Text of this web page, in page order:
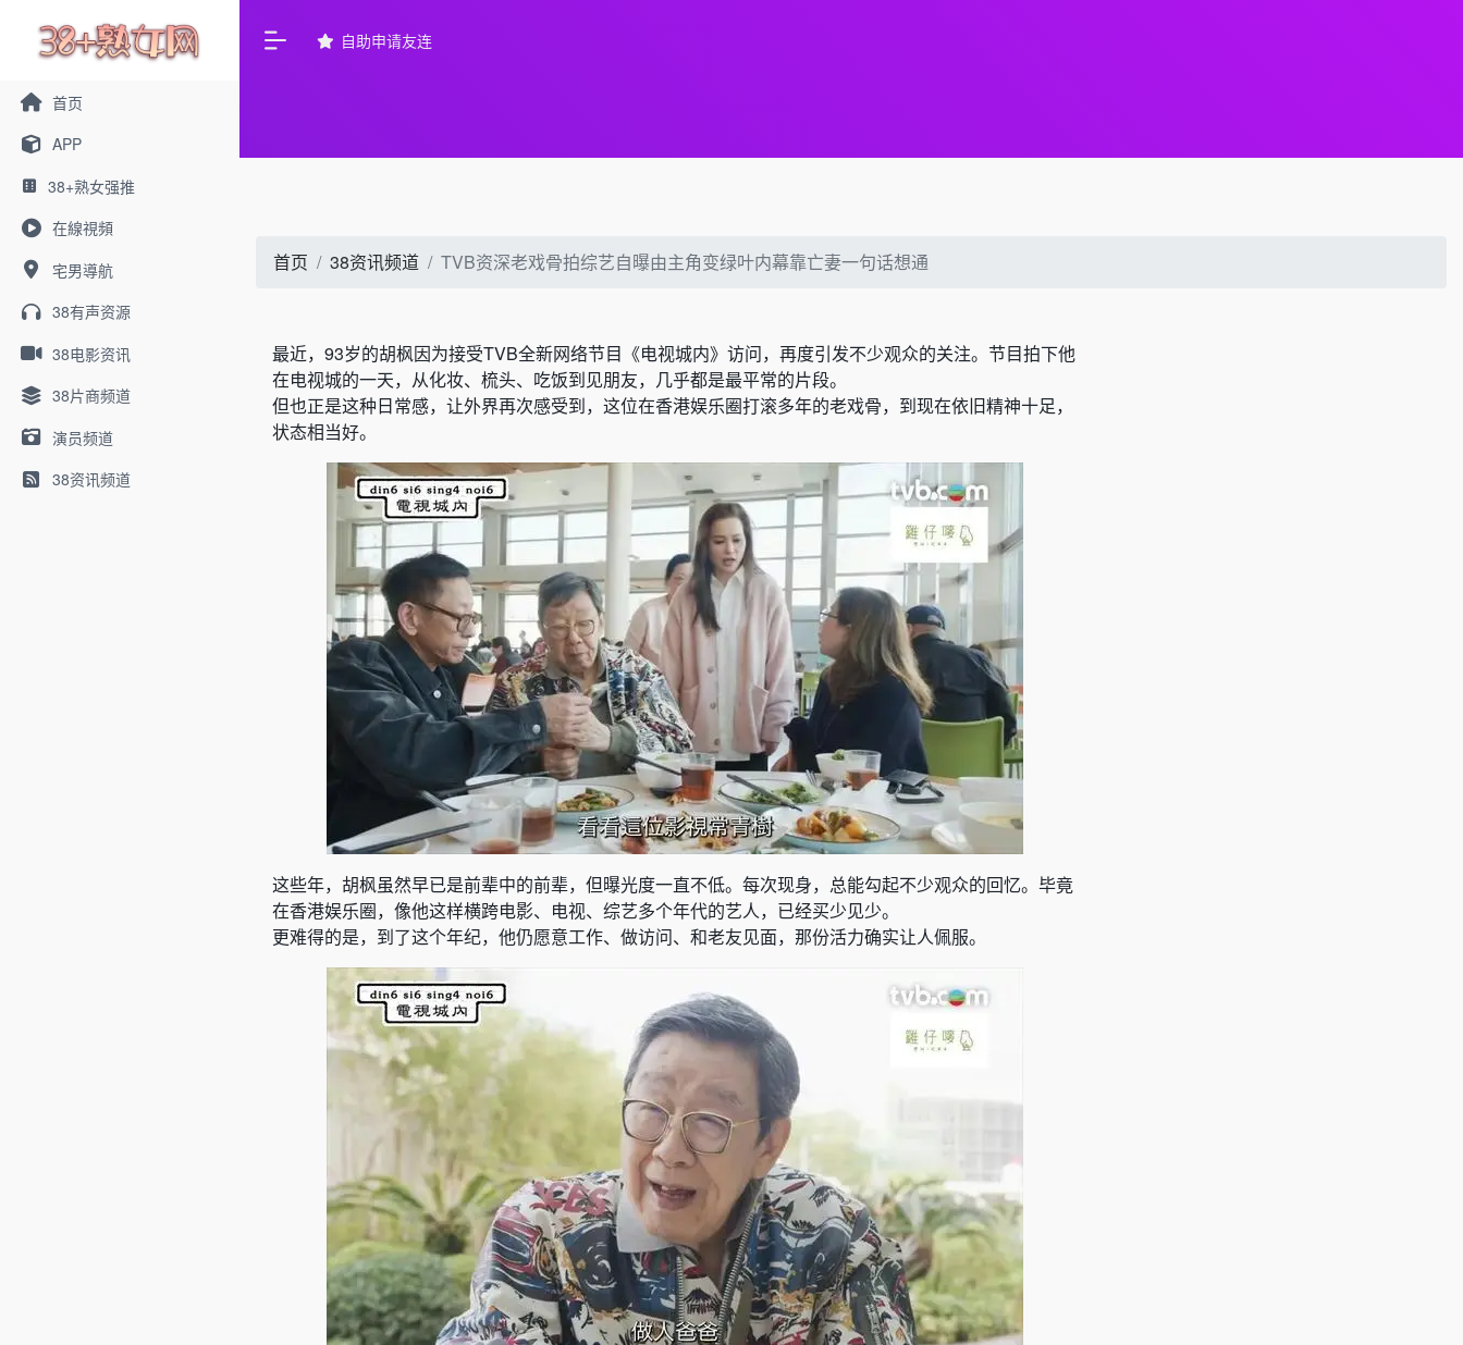
首页
APP
38+熟女强推
在線視頻
宅男導航
38有声资源
38电影资讯
38片商频道
演员频道
38资讯频道
自助申请友连
首页 38资讯频道 TVB资深老戏骨拍综艺自曝由主角变绿叶内幕靠亡妻一句话想通
最近，93岁的胡枫因为接受TVB全新网络节目《电视城内》访问，再度引发不少观众的关注。节目拍下他
在电视城的一天，从化妆、梳头、吃饭到见朋友，几乎都是最平常的片段。
但也正是这种日常感，让外界再次感受到，这位在香港娱乐圈打滚多年的老戏骨，到现在依旧精神十足，
状态相当好。
这些年，胡枫虽然早已是前辈中的前辈，但曝光度一直不低。每次现身，总能勾起不少观众的回忆。毕竟
在香港娱乐圈，像他这样横跨电影、电视、综艺多个年代的艺人，已经买少见少。
更难得的是，到了这个年纪，他仍愿意工作、做访问、和老友见面，那份活力确实让人佩服。